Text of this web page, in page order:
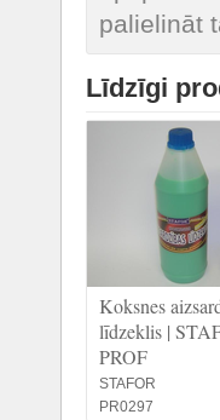
palielināt
Līdzīgi
Koksnes
līdzeklis |
PROF
STAFOR
PR0297